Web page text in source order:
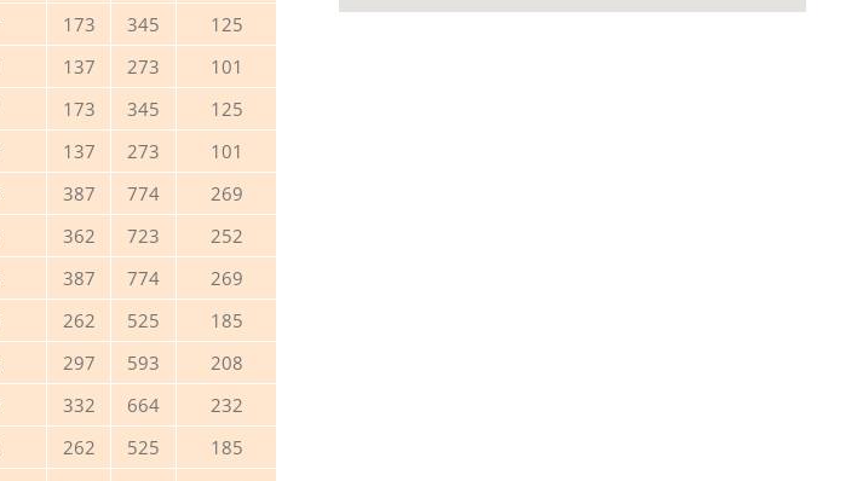
173 345
125
137 273
101
173 345
125
137 273
101
387 774
269
362 723
252
387 774
269
262 525
185
297 593
208
332 664
232
262 525
185